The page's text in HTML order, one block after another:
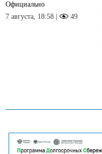
Официально
7 августа, 18:58 |
49